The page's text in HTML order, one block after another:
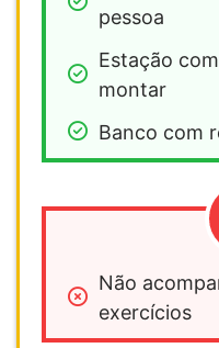
pessoa
Estação
montar
Banco com
Não
exercícios